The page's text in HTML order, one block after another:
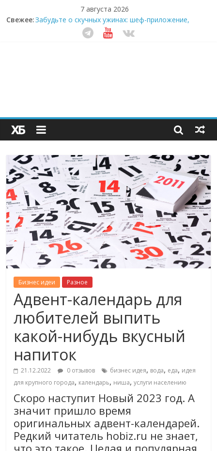
7 августа 2026
Свежее:Забудьте о скучных ужинах: шеф-приложение,
которое видит вашу еду насквозь
Небо зовёт: как бизнес на полётах дронов и
Секрет супергидратации: почему кокосовая вода с
пребиотиками становится главным трендом
здорового питания
Бизнес идеи Разное
Адвент-календарь для
любителей выпить
какой-нибудь вкусный
напиток
21.12.2022 0 отзывов бизнес идея, вода, еда, идея
для крупного города, календарь, ниша,услуги населению
Скоро наступит Новый 2023 год. А
значит пришло время
оригинальных адвент-календарей.
Редкий читатель hobiz.ru не знает,